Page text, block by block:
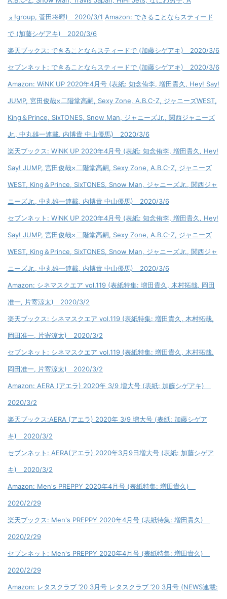
ぇ!group, 菅田将暉) 2020/3/1 Amazon: できることならスティード
で (加藤シゲアキ) 2020/3/6
楽天ブックス: できることならスティードで (加藤シゲアキ) 2020/3/6
セブンネット: できることならスティードで (加藤シゲアキ) 2020/3/6
Amazon: WiNK UP 2020年4月号 (表紙: 知念侑李, 増田貴久, Hey! Say!
JUMP, 宮田俊哉×二階堂高嗣, Sexy Zone, A.B.C-Z, ジャニーズWEST,
King＆Prince, SixTONES, Snow Man, ジャニーズJr., 関西ジャニーズ
Jr., 中丸雄一連載, 内博貴 中山優馬) 2020/3/6
楽天ブックス: WiNK UP 2020年4月号 (表紙: 知念侑李, 増田貴久, Hey!
Say! JUMP, 宮田俊哉×二階堂高嗣, Sexy Zone, A.B.C-Z, ジャニーズ
WEST, King＆Prince, SixTONES, Snow Man, ジャニーズJr., 関西ジャ
ニーズJr., 中丸雄一連載, 内博貴 中山優馬) 2020/3/6
セブンネット: WiNK UP 2020年4月号 (表紙: 知念侑李, 増田貴久, Hey!
Say! JUMP, 宮田俊哉×二階堂高嗣, Sexy Zone, A.B.C-Z, ジャニーズ
WEST, King＆Prince, SixTONES, Snow Man, ジャニーズJr., 関西ジャ
ニーズJr., 中丸雄一連載, 内博貴 中山優馬) 2020/3/6
Amazon: シネマスクエア vol.119 (表紙特集: 増田貴久, 木村拓哉, 岡田
准一, 片寄涼太) 2020/3/2
楽天ブックス: シネマスクエア vol.119 (表紙特集: 増田貴久, 木村拓哉,
岡田准一, 片寄涼太) 2020/3/2
セブンネット: シネマスクエア vol.119 (表紙特集: 増田貴久, 木村拓哉,
岡田准一, 片寄涼太) 2020/3/2
Amazon: AERA (アエラ) 2020年 3/9 増大号 (表紙: 加藤シゲアキ)
2020/3/2
楽天ブックス:AERA (アエラ) 2020年 3/9 増大号 (表紙: 加藤シゲア
キ) 2020/3/2
セブンネット: AERA(アエラ) 2020年3月9日増大号 (表紙: 加藤シゲア
キ) 2020/3/2
Amazon: Men's PREPPY 2020年4月号 (表紙特集: 増田貴久)
2020/2/29
楽天ブックス: Men's PREPPY 2020年4月号 (表紙特集: 増田貴久)
2020/2/29
セブンネット: Men's PREPPY 2020年4月号 (表紙特集: 増田貴久)
2020/2/29
Amazon: レタスクラブ ’20 3月号 レタスクラブ ’20 3月号 (NEWS連載: